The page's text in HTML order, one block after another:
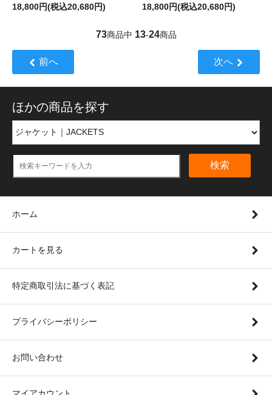
18,800円(税込20,680円)
18,800円(税込20,680円)
73商品中 13-24商品
前へ 次へ
ほかの商品を探す
検索
ホーム
カートを見る
特定商取引法に基づく表記
プライバシーポリシー
お問い合わせ
マイアカウント